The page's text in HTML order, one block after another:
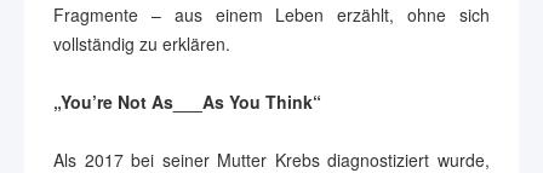
Fragmente – aus einem Leben erzählt, ohne sich
vollständig zu erklären.
„You’re Not As___As You Think“
Als 2017 bei seiner Mutter Krebs diagnostiziert wurde,